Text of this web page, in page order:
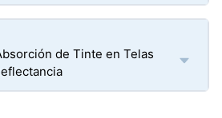
de Tinte en Telas